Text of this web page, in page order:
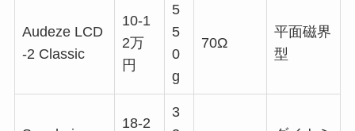
Audeze LCD
-2 Classic
10-1
2万
円
5
5
0
g
70Ω
平面磁界
型
18-2
3